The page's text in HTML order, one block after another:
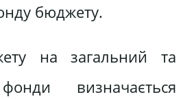
бюджету.
на загальний та
визначається